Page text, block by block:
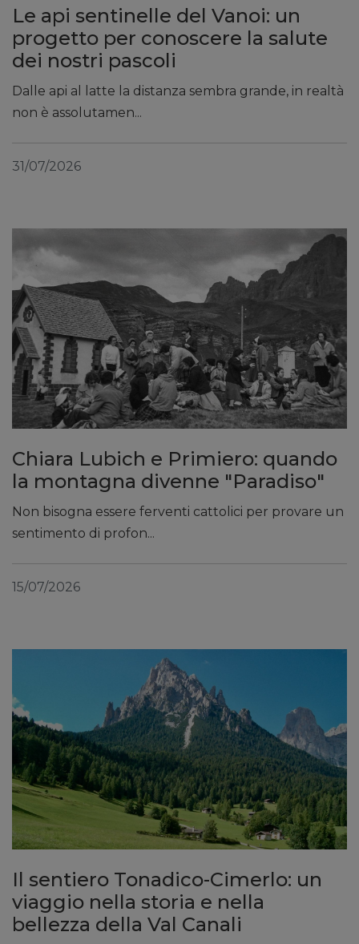
Le api sentinelle del Vanoi: un
progetto per conoscere la salute
dei nostri pascoli
Dalle api al latte la distanza sembra grande, in realtà
non è assolutamen...
31/07/2026
Chiara Lubich e Primiero: quando
la montagna divenne "Paradiso"
Non bisogna essere ferventi cattolici per provare un
sentimento di profon...
15/07/2026
Il sentiero Tonadico-Cimerlo: un
viaggio nella storia e nella
bellezza della Val Canali